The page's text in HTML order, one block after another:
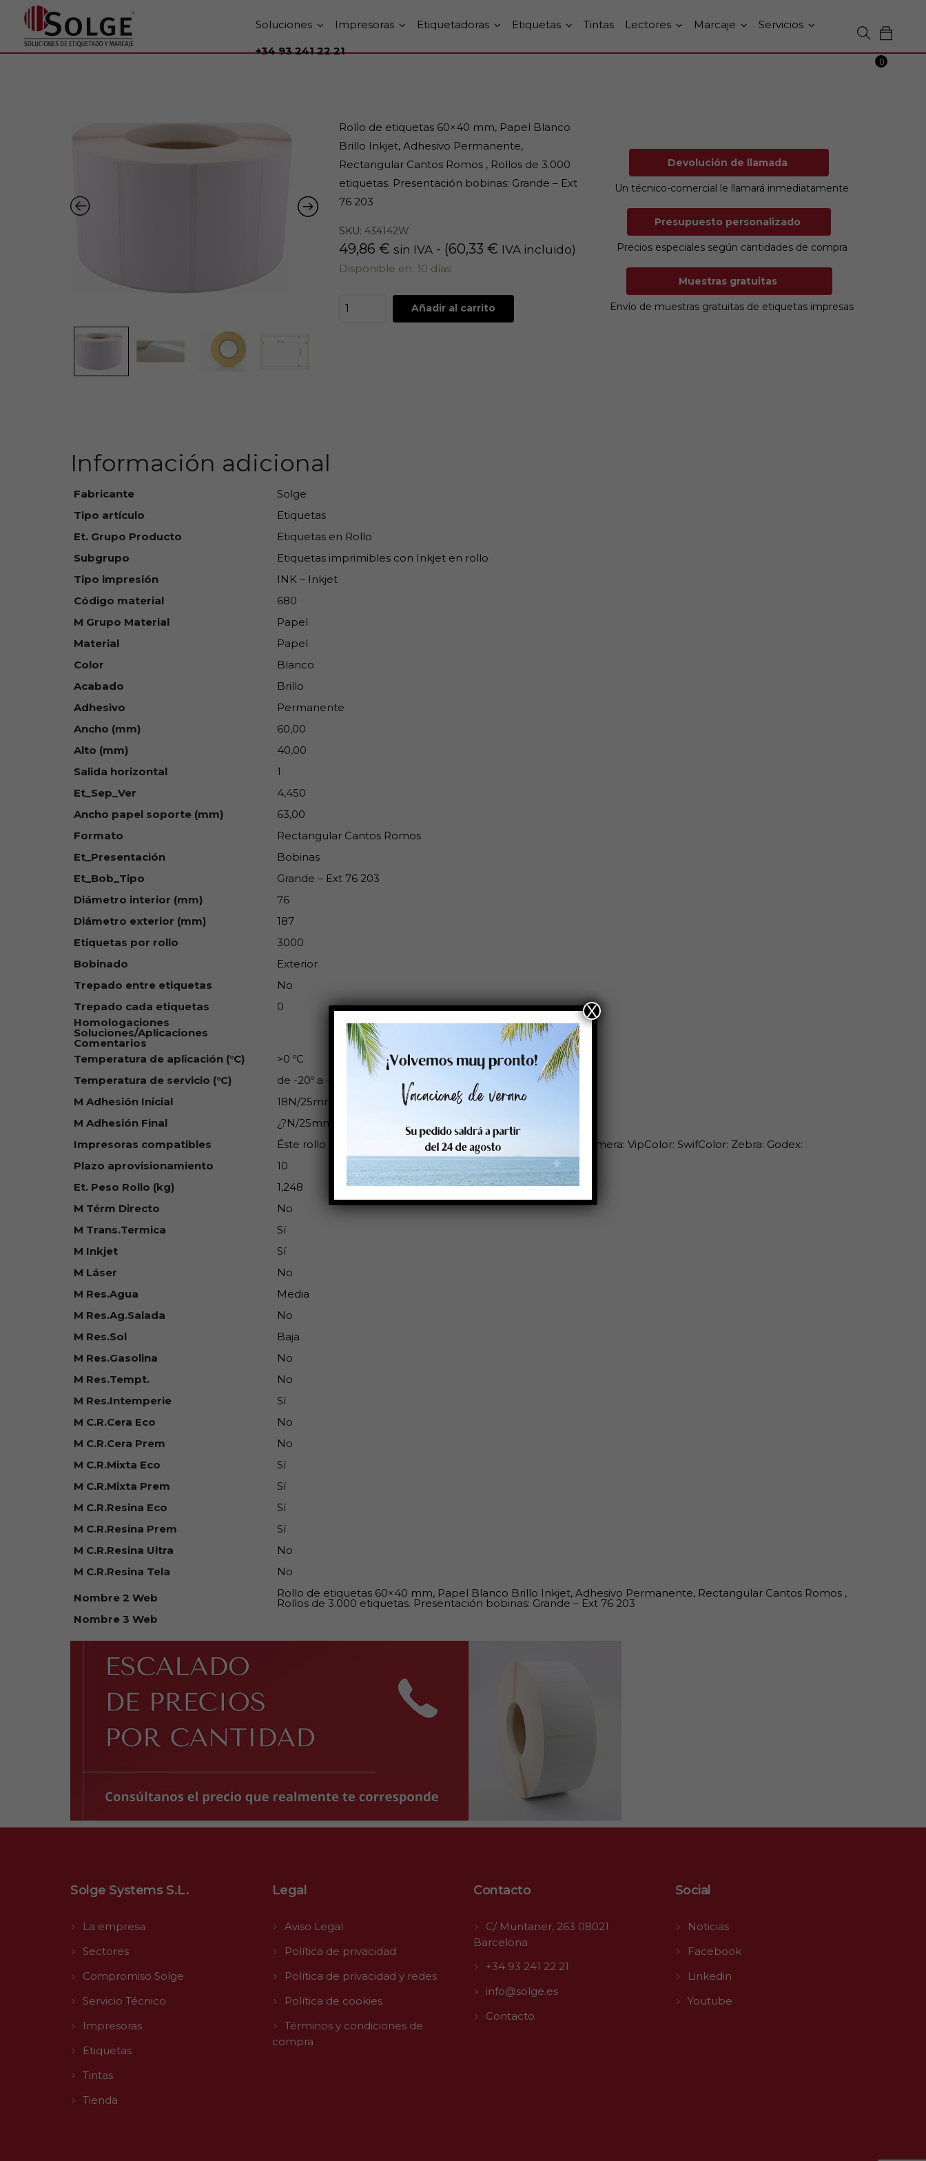
Soluciones Impresoras Etiquetadoras Etiquetas Tintas Lectores Marcaje Servicios
+34 93 241 22 21
0
Rollo de etiquetas 60×40 mm, Papel Blanco
Brillo Inkjet, Adhesivo Permanente,
Rectangular Cantos Romos , Rollos de 3.000
etiquetas. Presentación bobinas: Grande – Ext
76 203
SKU: 434142W
49,86 € sin IVA - (60,33 € IVA incluido)
Disponible en: 10 días
Añadir al carrito
Devolución de llamada
Un técnico-comercial le llamará inmediatamente
Presupuesto personalizado
Precios especiales según cantidades de compra
Muestras gratuitas
Envío de muestras gratuitas de etiquetas impresas
Información adicional
Fabricante
Solge
Tipo artículo
Etiquetas
Et. Grupo Producto
Etiquetas en Rollo
Subgrupo
Etiquetas imprimibles con Inkjet en rollo
Tipo impresión
INK – Inkjet
Código material
680
M Grupo Material
Papel
Material
Papel
Color
Blanco
Acabado
Brillo
Adhesivo
Permanente
Ancho (mm)
60,00
Alto (mm)
40,00
Salida horizontal
1
Et_Sep_Ver
4,450
Ancho papel soporte (mm)
63,00
Formato
Rectangular Cantos Romos
Et_Presentación
Bobinas
Et_Bob_Tipo
Grande – Ext 76 203
Diámetro interior (mm)
76
Diámetro exterior (mm)
187
Etiquetas por rollo
3000
Bobinado
Exterior
Trepado entre etiquetas
No
Trepado cada etiquetas
0
Homologaciones
Soluciones/Aplicaciones
Comentarios
Temperatura de aplicación (°C)
>0 ºC
Temperatura de servicio (°C)
de -20º a +80ºC
M Adhesión Inicial
18N/25mm
M Adhesión Final
¿?N/25mm
Impresoras compatibles
Éste rollo es compatible con: Cab: Epson Colorwork: Sato: Primera: VipColor: SwifColor: Zebra: Godex:
Plazo aprovisionamiento
10
Et. Peso Rollo (kg)
1,248
M Térm Directo
No
M Trans.Termica
Sí
M Inkjet
Sí
M Láser
No
M Res.Agua
Media
M Res.Ag.Salada
No
M Res.Sol
Baja
M Res.Gasolina
No
M Res.Tempt.
No
M Res.Intemperie
Sí
M C.R.Cera Eco
No
M C.R.Cera Prem
No
M C.R.Mixta Eco
Sí
M C.R.Mixta Prem
Sí
M C.R.Resina Eco
Sí
M C.R.Resina Prem
Sí
M C.R.Resina Ultra
No
M C.R.Resina Tela
No
Nombre 2 Web
Rollo de etiquetas 60×40 mm, Papel Blanco Brillo Inkjet, Adhesivo Permanente, Rectangular Cantos Romos ,
Rollos de 3.000 etiquetas. Presentación bobinas: Grande – Ext 76 203
Nombre 3 Web
Solge Systems S.L.
La empresa
Sectores
Compromiso Solge
Servicio Técnico
Impresoras
Etiquetas
Tintas
Tienda
Legal
Aviso Legal
Política de privacidad
Política de privacidad y redes
Política de cookies
Términos y condiciones de
compra
Contacto
C/ Muntaner, 263 08021
Barcelona
+34 93 241 22 21
info@solge.es
Contacto
Social
Noticias
Facebook
Linkedin
Youtube
X